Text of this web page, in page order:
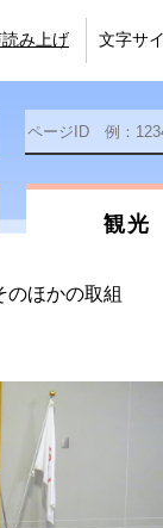
み上げ 文字サ
ID
を
観光
のほかの取組